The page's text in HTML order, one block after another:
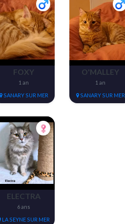
FOXY
1 an
SANARY SUR MER
O'MALLEY
1 an
SANARY SUR MER
ELECTRA
6 ans
LA SEYNE SUR MER